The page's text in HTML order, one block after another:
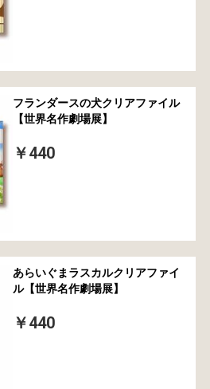
フランダースの犬クリアファイル
【世界名作劇場展】
￥440
あらいぐまラスカルクリアファイ
ル【世界名作劇場展】
￥440